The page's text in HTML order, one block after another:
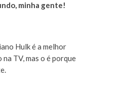
minha gente!
Hulk é a melhor
TV, mas o é porque